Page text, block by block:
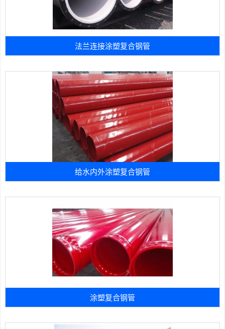
法兰连接涂塑复合钢管
给水内外涂塑复合钢管
涂塑复合钢管